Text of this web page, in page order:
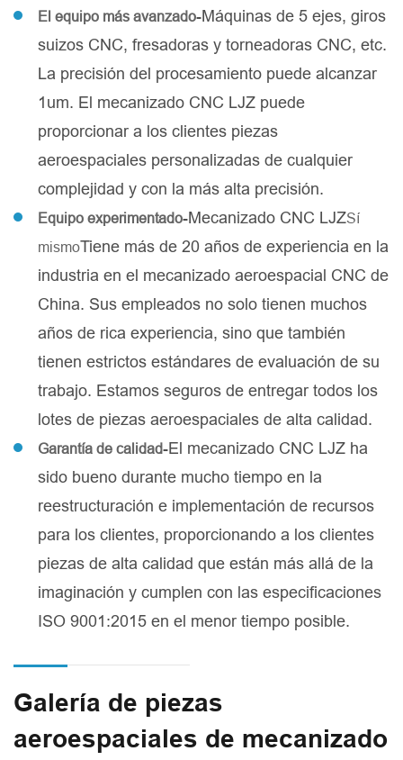
El equipo más avanzado-Máquinas de 5 ejes, giros
suizos CNC, fresadoras y torneadoras CNC, etc.
La precisión del procesamiento puede alcanzar
1um. El mecanizado CNC LJZ puede
proporcionar a los clientes piezas
aeroespaciales personalizadas de cualquier
complejidad y con la más alta precisión.
Equipo experimentado-Mecanizado CNC LJZSí
mismoTiene más de 20 años de experiencia en la
industria en el mecanizado aeroespacial CNC de
China. Sus empleados no solo tienen muchos
años de rica experiencia, sino que también
tienen estrictos estándares de evaluación de su
trabajo. Estamos seguros de entregar todos los
lotes de piezas aeroespaciales de alta calidad.
Garantía de calidad-El mecanizado CNC LJZ ha
sido bueno durante mucho tiempo en la
reestructuración e implementación de recursos
para los clientes, proporcionando a los clientes
piezas de alta calidad que están más allá de la
imaginación y cumplen con las especificaciones
ISO 9001:2015 en el menor tiempo posible.
Galería de piezas
aeroespaciales de mecanizado